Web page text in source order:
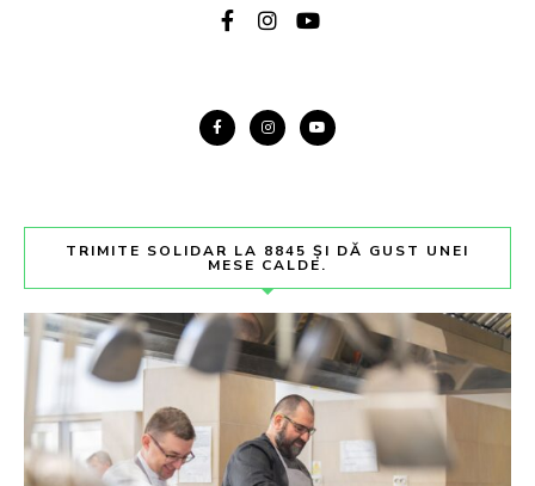
TRIMITE SOLIDAR LA 8845 ȘI DĂ GUST UNEI
MESE CALDE.